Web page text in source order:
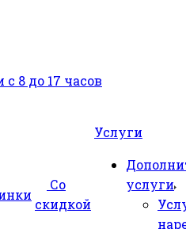
8 до 17 часов
Со
скидкой
Услуги
услуги